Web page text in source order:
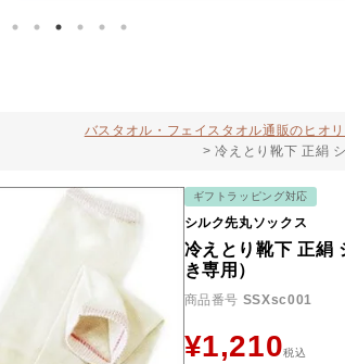
バスタオル・フェイスタオル通販のヒオ
冷えとり靴下 正絹
ギフトラッピング対応
シルク先丸ソックス
冷えとり靴下 正絹
き専用）
商品番号 SSXsc001
¥1,210税込